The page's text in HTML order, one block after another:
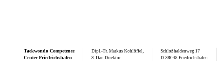
Taekwondo Competence
Center Friedrichshafen
Dipl.-Tr. Markus Kohlöffel,
8. Dan Direktor
Schloßhaldenweg 17
D-88048 Friedrichshafen